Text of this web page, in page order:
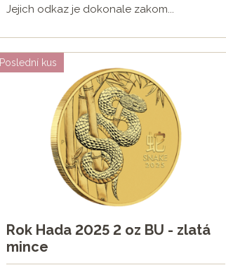
Jejich odkaz je dokonale zakom...
Poslední kus
Rok Hada 2025 2 oz BU - zlatá
mince